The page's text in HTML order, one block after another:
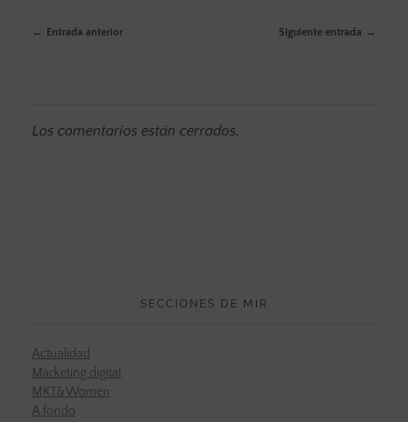
Entrada anterior Siguiente entrada
Los comentarios están cerrados.
SECCIONES DE MIR
Actualidad
Marketing digital
MKT&Women
A fondo